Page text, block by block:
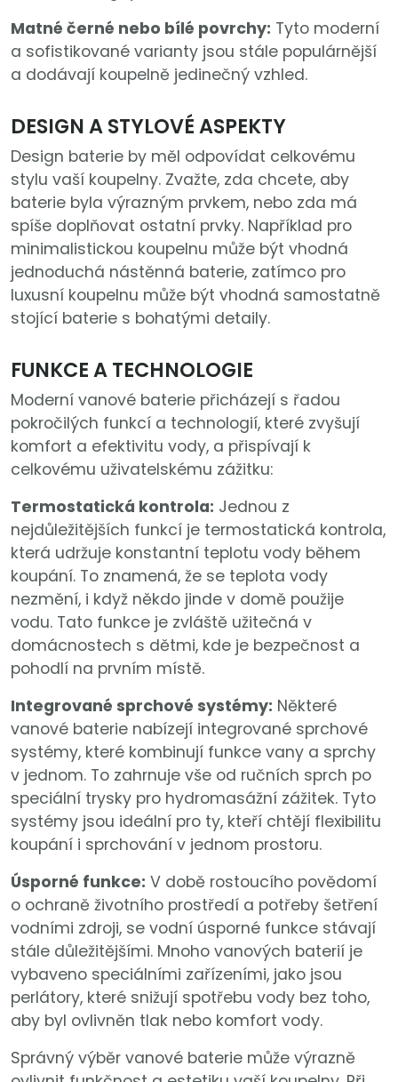
Matné černé nebo bílé povrchy: Tyto moderní
a sofistikované varianty jsou stále populárnější
a dodávají koupelně jedinečný vzhled.
DESIGN A STYLOVÉ ASPEKTY
Design baterie by měl odpovídat celkovému
stylu vaší koupelny. Zvažte, zda chcete, aby
baterie byla výrazným prvkem, nebo zda má
spíše doplňovat ostatní prvky. Například pro
minimalistickou koupelnu může být vhodná
jednoduchá nástěnná baterie, zatímco pro
luxusní koupelnu může být vhodná samostatně
stojící baterie s bohatými detaily.
FUNKCE A TECHNOLOGIE
Moderní vanové baterie přicházejí s řadou
pokročilých funkcí a technologií, které zvyšují
komfort a efektivitu vody, a přispívají k
celkovému uživatelskému zážitku:
Termostatická kontrola: Jednou z
nejdůležitějších funkcí je termostatická kontrola,
která udržuje konstantní teplotu vody během
koupání. To znamená, že se teplota vody
nezmění, i když někdo jinde v domě použije
vodu. Tato funkce je zvláště užitečná v
domácnostech s dětmi, kde je bezpečnost a
pohodlí na prvním místě.
Integrované sprchové systémy: Některé
vanové baterie nabízejí integrované sprchové
systémy, které kombinují funkce vany a sprchy
v jednom. To zahrnuje vše od ručních sprch po
speciální trysky pro hydromasážní zážitek. Tyto
systémy jsou ideální pro ty, kteří chtějí flexibilitu
koupání i sprchování v jednom prostoru.
Úsporné funkce: V době rostoucího povědomí
o ochraně životního prostředí a potřeby šetření
vodními zdroji, se vodní úsporné funkce stávají
stále důležitějšími. Mnoho vanových baterií je
vybaveno speciálními zařízeními, jako jsou
perlátory, které snižují spotřebu vody bez toho,
aby byl ovlivněn tlak nebo komfort vody.
Správný výběr vanové baterie může výrazně